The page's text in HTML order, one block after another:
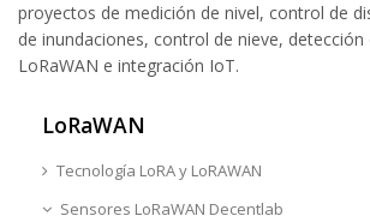
LoRaWAN
Tecnología LoRA y LoRAWAN
Sensores LoRaWAN Decentlab
proyectos de medición de nivel, control de
de inundaciones, control de nieve, detección
LoRaWAN e integración IoT.